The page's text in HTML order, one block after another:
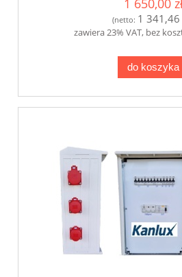
(netto: 1 341,46
zawiera 23% VAT, bez
do koszyka